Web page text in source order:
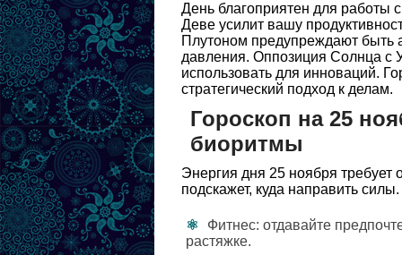
День благоприятен для работы
Деве усилит вашу
Плутоном предупреждают быть
давления. Оппозиция Солнца с
использовать для инноваций.
стратегический подход к делам.
Гороскоп на 25
биоритмы
Энергия дня 25 ноября требует
подскажет, куда направить силы.
Фитнес: отдавайте
растяжке.